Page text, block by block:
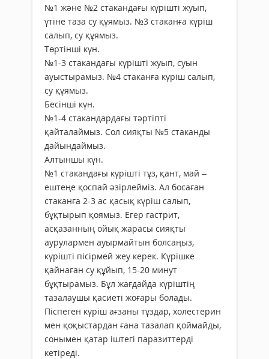
№1 және №2 стакандағы күрішті жуып,
үтіне таза су құямыз. №3 стаканға күріш
салып, су құямыз.
Төртінші күн.
№1-3 стакандағы күрішті жуып, суын
ауыстырамыз. №4 стаканға күріш салып,
су құямыз.
Бесінші күн.
№1-4 стакандардағы тәртіпті
қайталаймыз. Сол сияқты №5 стаканды
дайындаймыз.
Алтыншы күн.
№1 стакандағы күрішті тұз, қант, май –
ештеңе қоспай әзірлейміз. Ал босаған
стаканға 2-3 ас қасық күріш салып,
бұқтырып қоямыз. Егер гастрит,
асқазанның ойық жарасы сияқты
аурулармен ауырмайтын болсаңыз,
күрішті пісірмей жеу керек. Күрішке
қайнаған су құйып, 15-20 минут
бұқтырамыз. Бұл жағдайда күріштің
тазалаушы қасиеті жоғары болады.
Піспеген күріш ағзаны тұздар, холестерин
мен қоқыстардан ғана тазалап қоймайды,
сонымен қатар іштегі паразиттерді
кетіреді.